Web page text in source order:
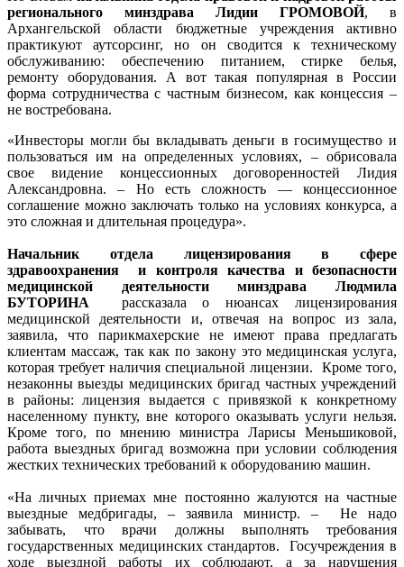
регионального минздрава Лидии ГРОМОВОЙ, в
Архангельской области бюджетные учреждения активно
практикуют аутсорсинг, но он сводится к техническому
обслуживанию: обеспечению питанием, стирке белья,
ремонту оборудования. А вот такая популярная в России
форма сотрудничества с частным бизнесом, как концессия –
не востребована.
«Инвесторы могли бы вкладывать деньги в госимущество и
пользоваться им на определенных условиях, – обрисовала
свое видение концессионных договоренностей Лидия
Александровна. – Но есть сложность — концессионное
соглашение можно заключать только на условиях конкурса, а
это сложная и длительная процедура».
Начальник отдела лицензирования в сфере
здравоохранения и контроля качества и безопасности
медицинской деятельности минздрава Людмила
БУТОРИНА рассказала о нюансах лицензирования
медицинской деятельности и, отвечая на вопрос из зала,
заявила, что парикмахерские не имеют права предлагать
клиентам массаж, так как по закону это медицинская услуга,
которая требует наличия специальной лицензии. Кроме того,
незаконны выезды медицинских бригад частных учреждений
в районы: лицензия выдается с привязкой к конкретному
населенному пункту, вне которого оказывать услуги нельзя.
Кроме того, по мнению министра Ларисы Меньшиковой,
работа выездных бригад возможна при условии соблюдения
жестких технических требований к оборудованию машин.
«На личных приемах мне постоянно жалуются на частные
выездные медбригады, – заявила министр. – Не надо
забывать, что врачи должны выполнять требования
государственных медицинских стандартов. Госучреждения в
ходе выездной работы их соблюдают, а за нарушения